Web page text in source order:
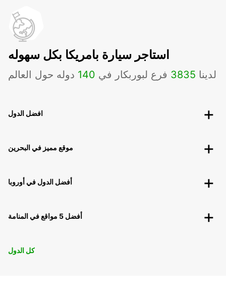
استاجر سيارة بامريكا بكل سهوله
لدينا 3835 فرع لبوربكار في 140 دوله حول العالم
افضل الدول
موقع مميز في البحرين
أفضل الدول في أوروبا
أفضل 5 مواقع في المنامة
كل الدول